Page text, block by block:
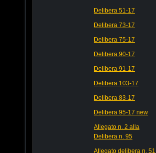
Delibera 51-17
Delibera 73-17
Delibera 75-17
Delibera 90-17
Delibera 91-17
Delibera 103-17
Delibera 83-17
Delibera 95-17 new
Allegato n. 2 alla
Delibera n. 95
Allegato delibera n. 51